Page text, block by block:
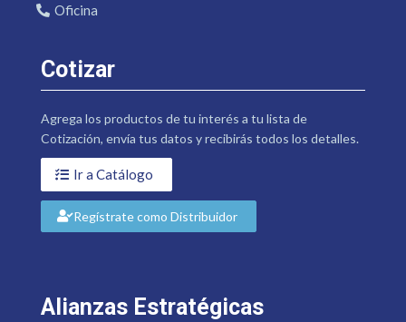
Oficina
Cotizar
Agrega los productos de tu interés a tu lista de
Cotización, envía tus datos y recibirás todos los detalles.
Ir a Catálogo
Regístrate como Distribuidor
Alianzas Estratégicas